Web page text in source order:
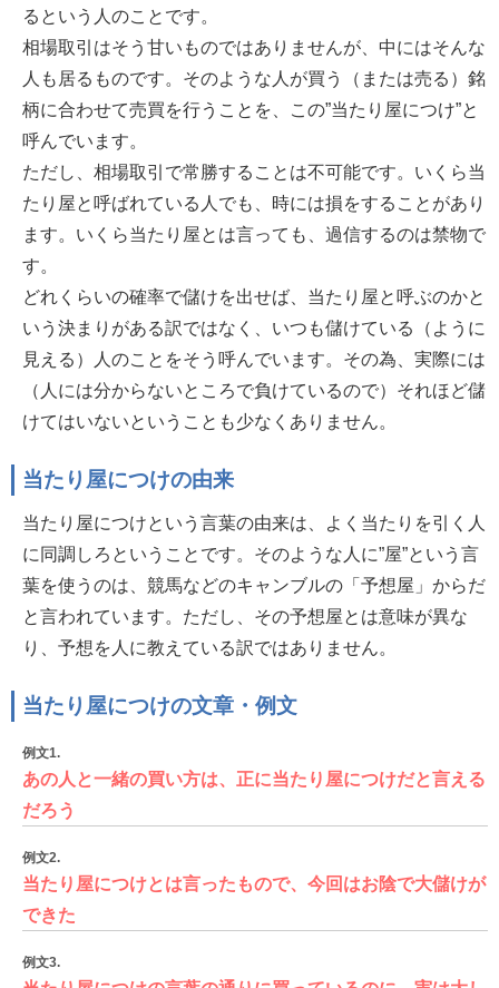
るという人のことです。
相場取引はそう甘いものではありませんが、中にはそんな
人も居るものです。そのような人が買う（または売る）銘
柄に合わせて売買を行うことを、この”当たり屋につけ”と
呼んでいます。
ただし、相場取引で常勝することは不可能です。いくら当
たり屋と呼ばれている人でも、時には損をすることがあり
ます。いくら当たり屋とは言っても、過信するのは禁物で
す。
どれくらいの確率で儲けを出せば、当たり屋と呼ぶのかと
いう決まりがある訳ではなく、いつも儲けている（ように
見える）人のことをそう呼んでいます。その為、実際には
（人には分からないところで負けているので）それほど儲
けてはいないということも少なくありません。
当たり屋につけの由来
当たり屋につけという言葉の由来は、よく当たりを引く人
に同調しろということです。そのような人に”屋”という言
葉を使うのは、競馬などのキャンブルの「予想屋」からだ
と言われています。ただし、その予想屋とは意味が異な
り、予想を人に教えている訳ではありません。
当たり屋につけの文章・例文
例文1.
あの人と一緒の買い方は、正に当たり屋につけだと言える
だろう
例文2.
当たり屋につけとは言ったもので、今回はお陰で大儲けが
できた
例文3.